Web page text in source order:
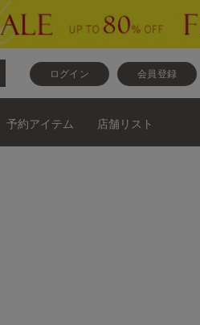
ログイン 会員登録
予約アイテム 店舗リスト